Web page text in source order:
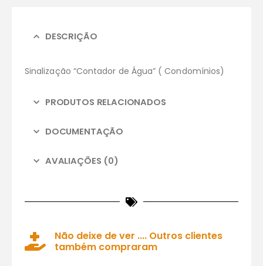
DESCRIÇÃO
Sinalização “Contador de Água” ( Condomínios)
PRODUTOS RELACIONADOS
DOCUMENTAÇÃO
AVALIAÇÕES (0)
Não deixe de ver .... Outros clientes
também compraram